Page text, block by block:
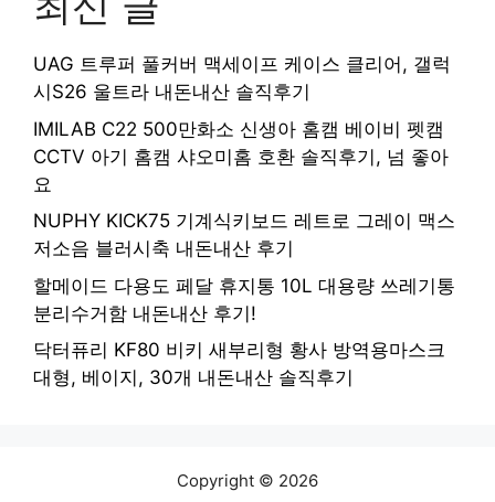
UAG 트루퍼 풀커버 맥세이프 케이스 클리어, 갤럭
시S26 울트라 내돈내산 솔직후기
IMILAB C22 500만화소 신생아 홈캠 베이비 펫캠
CCTV 아기 홈캠 샤오미홈 호환 솔직후기, 넘 좋아
요
NUPHY KICK75 기계식키보드 레트로 그레이 맥스
저소음 블러시축 내돈내산 후기
할메이드 다용도 페달 휴지통 10L 대용량 쓰레기통
분리수거함 내돈내산 후기!
닥터퓨리 KF80 비키 새부리형 황사 방역용마스크
대형, 베이지, 30개 내돈내산 솔직후기
Copyright © 2026